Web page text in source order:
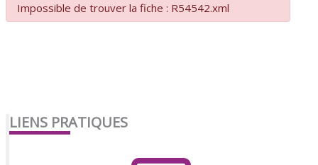
Impossible de trouver la fiche : R54542.xml
LIENS PRATIQUES